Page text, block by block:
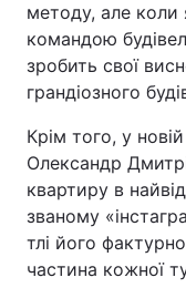
методу, але коли
командою
зробить свої
грандіозного
Крім того, у
Олександр
квартиру в
званому
тлі його
частина кожної